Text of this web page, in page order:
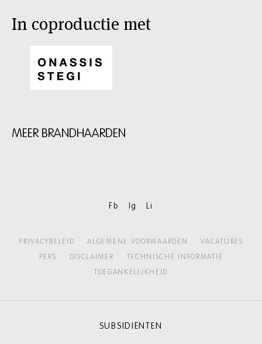
In coproductie met
MEER BRANDHAARDEN
Fb Ig Li
PRIVACYBELEID ALGEMENE VOORWAARDEN
VACATURES
PERS
DISCLAIMER
TECHNISCHE INFORMATIE
TOEGANKELIJKHEID
SUBSIDIËNTEN